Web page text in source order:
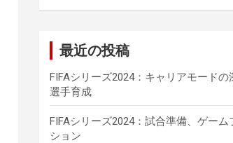
最近の投稿
FIFAシリーズ2024：キャリアモードの
選手育成
FIFAシリーズ2024：試合準備、ゲーム
ション